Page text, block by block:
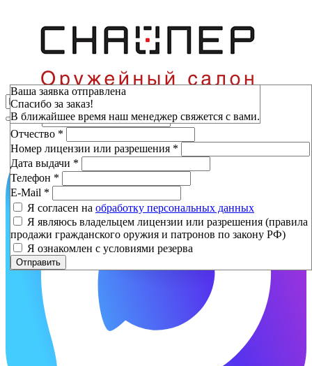
Зарезервировать
Фамилия*
Имя*
Отчество *
Номер лицензии или разрешения *
Дата выдачи *
Телефон *
E-Mail *
Я согласен на обработку персональных данных
Я являюсь владельцем лицензии или разрешения (правила
продажи гражданского оружия и патронов по закону РФ)
Я ознакомлен с условиями резерва
Отправить
Ваша заявка отправлена
Спасибо за заказ!
В ближайшее время наш менеджер свяжется с вами.